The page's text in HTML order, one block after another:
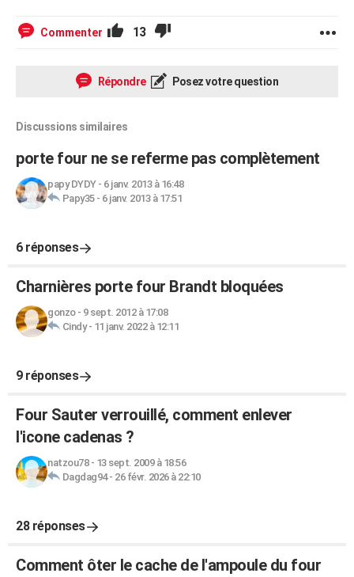
Commenter 13
Répondre Posez votre question
Discussions similaires
porte four ne se referme pas complètement
papy DYDY- 6 janv. 2013 à 16:48
Papy35- 6 janv. 2013 à 17:51
6 réponses
Charnières porte four Brandt bloquées
gonzo- 9 sept. 2012 à 17:08
Cindy- 11 janv. 2022 à 12:11
9 réponses
Four Sauter verrouillé, comment enlever
l'icone cadenas ?
natzou78- 13 sept. 2009 à 18:56
Dagdag94- 26 févr. 2026 à 22:10
28 réponses
Comment ôter le cache de l'ampoule du four